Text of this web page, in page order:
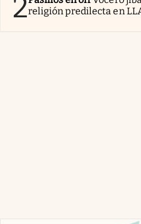
2religión predilecta en